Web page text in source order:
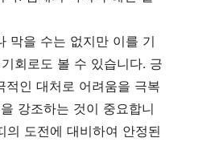
막을 수는 없지만 이를 기
회로도 볼 수 있습니다. 긍
적인 대처로 어려움을 극복
강조하는 것이 중요합니
도전에 대비하여 안정된